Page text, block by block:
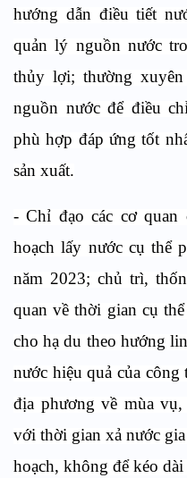
hướng dẫn điều tiết
quản lý nguồn nước
thủy lợi; thường
nguồn nước để điều
phù hợp đáp ứng tốt
sản xuất.
- Chỉ đạo các cơ quan
hoạch lấy nước cụ thể
năm 2023; chủ trì,
quan về thời gian cụ
cho hạ du theo hướng
nước hiệu quả của
địa phương về mùa
với thời gian xả nước
hoạch, không để kéo